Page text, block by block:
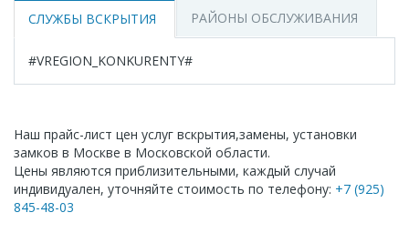
СЛУЖБЫ ВСКРЫТИЯ РАЙОНЫ ОБСЛУЖИВАНИЯ
#VREGION_KONKURENTY#
Наш прайс-лист цен услуг вскрытия,замены, установки
замков в Москве в Московской области.
Цены являются приблизительными, каждый случай
индивидуален, уточняйте стоимость по телефону: +7 (925)
845-48-03